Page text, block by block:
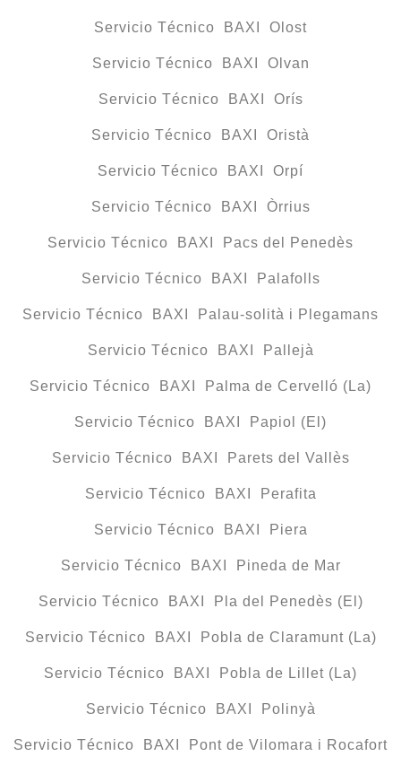
Servicio Técnico BAXI Olost
Servicio Técnico BAXI Olvan
Servicio Técnico BAXI Orís
Servicio Técnico BAXI Oristà
Servicio Técnico BAXI Orpí
Servicio Técnico BAXI Òrrius
Servicio Técnico BAXI Pacs del Penedès
Servicio Técnico BAXI Palafolls
Servicio Técnico BAXI Palau-solità i Plegamans
Servicio Técnico BAXI Pallejà
Servicio Técnico BAXI Palma de Cervelló (La)
Servicio Técnico BAXI Papiol (El)
Servicio Técnico BAXI Parets del Vallès
Servicio Técnico BAXI Perafita
Servicio Técnico BAXI Piera
Servicio Técnico BAXI Pineda de Mar
Servicio Técnico BAXI Pla del Penedès (El)
Servicio Técnico BAXI Pobla de Claramunt (La)
Servicio Técnico BAXI Pobla de Lillet (La)
Servicio Técnico BAXI Polinyà
Servicio Técnico BAXI Pont de Vilomara i Rocafort